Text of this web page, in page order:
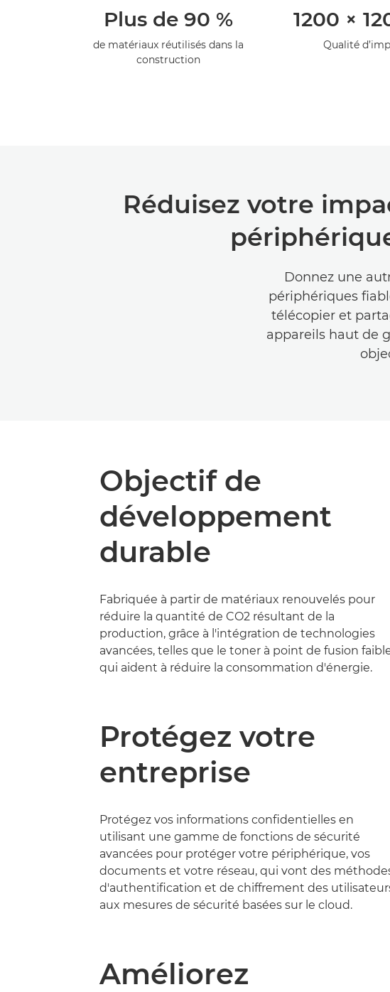
Plus de 90 %
de matériaux réutilisés dans la
construction
1200 ×
Qualité
Réduisez votre
Donnez une
périphériques
télécopier et
appareils haut de
Objectif de
développement
durable
Fabriquée à partir de matériaux renouvelés pour
réduire la quantité de CO2 résultant de la
production, grâce à l'intégration de technologies
avancées, telles que le toner à point de fusion
qui aident à réduire la consommation d'énergie.
Protégez votre
entreprise
Protégez vos informations confidentielles en
utilisant une gamme de fonctions de sécurité
avancées pour protéger votre périphérique, vos
documents et votre réseau, qui vont des
d'authentification et de chiffrement des
aux mesures de sécurité basées sur le cloud.
Améliorez